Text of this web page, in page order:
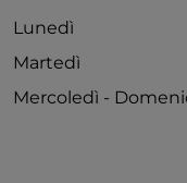
Cocktail
Lunedì
Martedì
Mercoledì -